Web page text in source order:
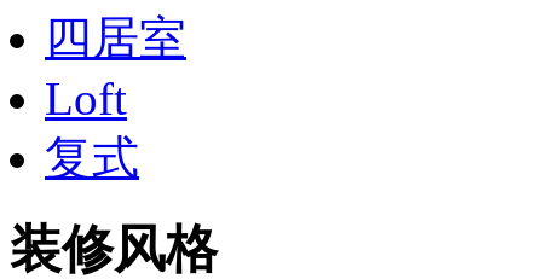
四居室
Loft
复式
装修风格